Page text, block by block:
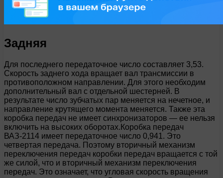
Задняя
Для последнего передаточное число составляет 3,53.
Скорость заднего хода вращает вал трансмиссии в
противоположном направлении. Для этого необходим
дополнительный вал с отдельной шестерней. В
результате число зубчатых пар меняется на нечетное, и
направление крутящего момента меняется. Также эта
коробка передач не имеет синхронизаторов — ее нельзя
включить на высоких оборотах.Коробка передач
ВАЗ-2114 имеет передаточное число 0,941. Это
четвертая передача. Поэтому вторичный механизм
переключения передач коробки передач вращается с той
же силой, что и вторичный механизм переключения
передач. Это означает, что угловая скорость вращения